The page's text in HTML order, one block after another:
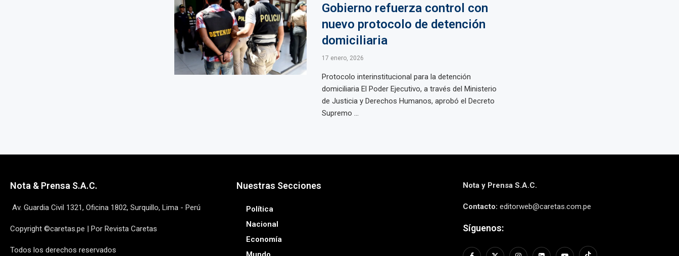
Gobierno refuerza control con
nuevo protocolo de detención
domiciliaria
17 enero, 2026
Protocolo interinstitucional para la detención
domiciliaria El Poder Ejecutivo, a través del Ministerio
de Justicia y Derechos Humanos, aprobó el Decreto
Supremo ...
Nota & Prensa S.A.C.
Av. Guardia Civil 1321, Oficina 1802, Surquillo, Lima - Perú
Copyright ©caretas.pe | Por Revista Caretas
Todos los derechos reservados
Nuestras Secciones
Política
Nacional
Economía
Nota y Prensa S.A.C.
Contacto: editorweb@caretas.com.pe
Síguenos: